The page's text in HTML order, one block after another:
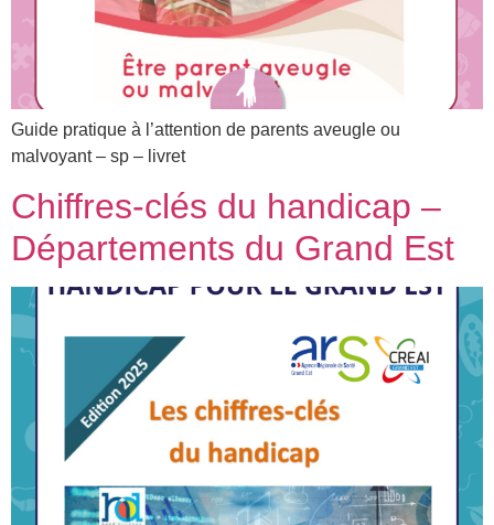
Guide pratique à l’attention de parents aveugle ou
malvoyant – sp – livret
Chiffres-clés du handicap –
Départements du Grand Est